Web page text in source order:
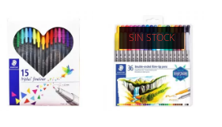
SIN STOCK